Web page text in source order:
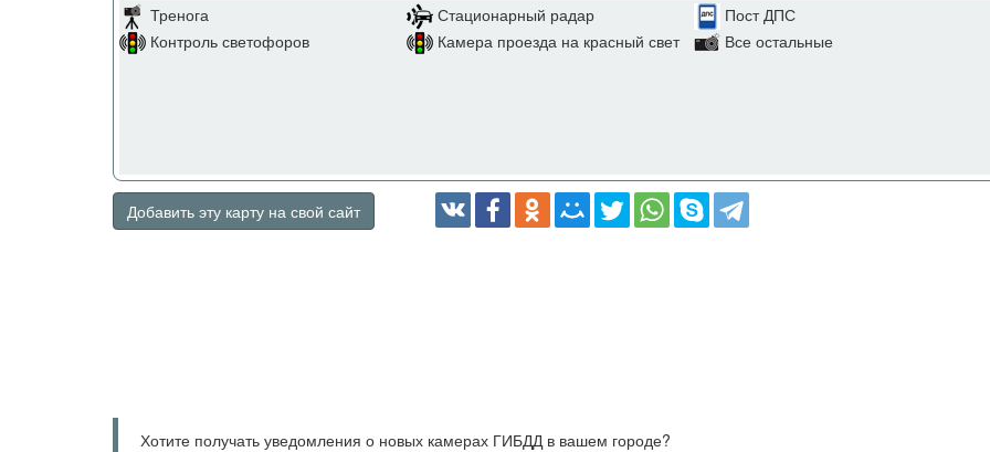
Тренога Стационарный радар
Пост ДПС
Контроль светофоров
Камера проезда на красный свет Все остальные
Добавить эту карту на свой сайт
Хотите получать уведомления о новых камерах ГИБДД в вашем городе?